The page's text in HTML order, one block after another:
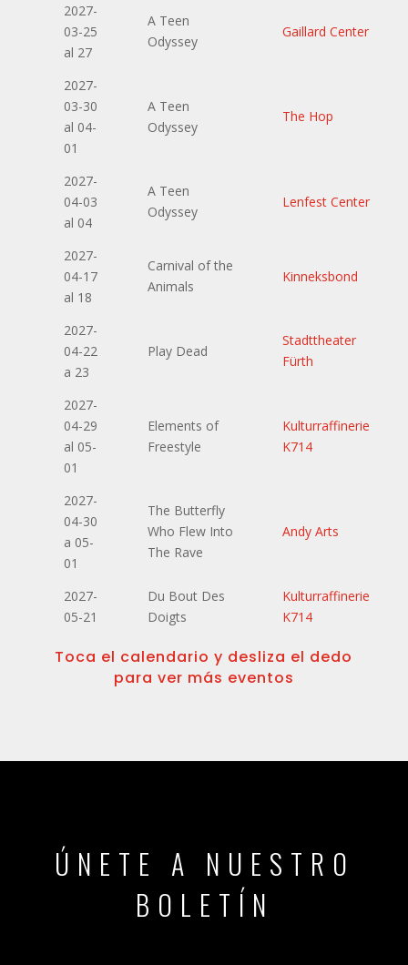
2027-
03-25
al 27
A Teen
Odyssey
Gaillard Center
2027-
03-30
al 04-
01
A Teen
Odyssey
The Hop
2027-
04-03
al 04
A Teen
Odyssey
Lenfest Center
2027-
04-17
al 18
Carnival of the
Animals
Kinneksbond
2027-
04-22
a 23
Play Dead
Stadttheater
Fürth
2027-
04-29
al 05-
01
Elements of
Freestyle
Kulturraffinerie
K714
2027-
04-30
a 05-
01
The Butterfly
Who Flew Into
The Rave
Andy Arts
2027-
05-21
Du Bout Des
Doigts
Kulturraffinerie
K714
Toca el calendario y desliza el dedo
para ver más eventos
ÚNETE A NUESTRO
BOLETÍN